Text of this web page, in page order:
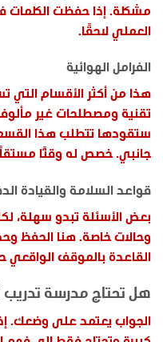
مشكلة. إذا حفظت الكلمات
العملي لاحقًا.
الفرامل الهوائية
هذا من أكثر الأقسام التي
تقنية ومصطلحات غير
ستقودها تتطلب هذا
جانبي. خصص له وقتًا
قواعد السلامة والقيادة
بعض الأسئلة تبدو سهلة،
وحالات خاصة. هنا الحفظ
القاعدة بالموقف
هل تحتاج مدرسة
الجواب يعتمد على وضعك.